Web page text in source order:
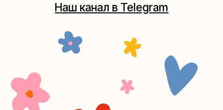
Москва, ул.Таганская, дом 25-27
Мастерская на Таганке
+7 (980) 156-03-13